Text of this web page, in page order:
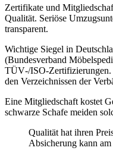
Zertifikate und
Qualität. Seriöse
transparent.
Wichtige Siegel in
(Bundesverband
TÜV‑/
den Verzeichnissen der
Eine Mitgliedschaft kostet
schwarze Schafe meiden
Qualität hat ihren
Absicherung kann